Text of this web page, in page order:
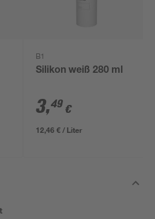
B1
Silikon weiß 280 ml
3,49 €
12,46 € / Liter